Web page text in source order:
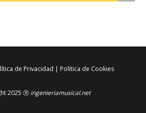
de Privacidad | Política de Cookies
2025 Ⓡ ingenieriamusical.net